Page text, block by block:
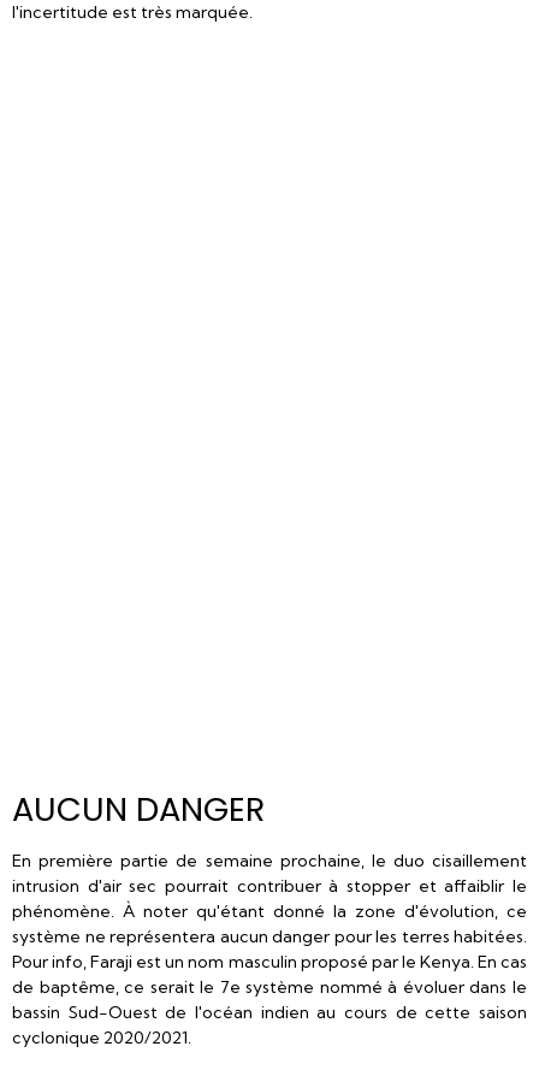
l'incertitude est très marquée.
AUCUN DANGER
En première partie de semaine prochaine, le duo cisaillement
intrusion d'air sec pourrait contribuer à stopper et affaiblir le
phénomène. À noter qu'étant donné la zone d'évolution, ce
système ne représentera aucun danger pour les terres habitées.
Pour info, Faraji est un nom masculin proposé par le Kenya. En cas
de baptême, ce serait le 7e système nommé à évoluer dans le
bassin Sud-Ouest de l'océan indien au cours de cette saison
cyclonique 2020/2021.